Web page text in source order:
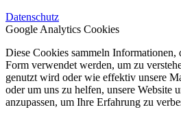
Datenschutz
Google Analytics Cookies
Diese Cookies sammeln Informationen,
Form verwendet werden, um zu
genutzt wird oder wie effektiv unsere
oder um uns zu helfen, unsere Website
anzupassen, um Ihre Erfahrung zu